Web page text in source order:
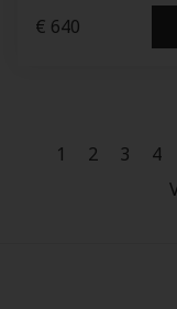
€ 640
1
2 3 4